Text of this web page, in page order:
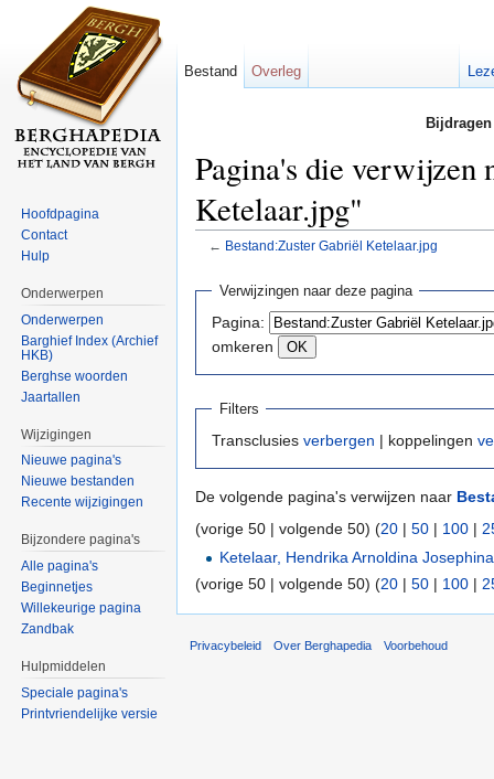
Pagina's die verwijzen
Ketelaar.jpg"
← Bestand:Zuster Gabriël Ketelaar.jpg
Verwijzingen naar deze pagina
Pagina:
omkeren
Filters
Transclusies verbergen | koppelingen
De volgende pagina's verwijzen naar
(vorige 50 | volgende 50) (20 | 50 | 100 |
Ketelaar, Hendrika Arnoldina Josephina
(vorige 50 | volgende 50) (20 | 50 | 100 |
Bestand Overleg
Hoofdpagina
Contact
Hulp
Onderwerpen
Onderwerpen
Barghief Index (Archief
HKB)
Berghse woorden
Jaartallen
Wijzigingen
Nieuwe pagina's
Nieuwe bestanden
Recente wijzigingen
Bijzondere pagina's
Alle pagina's
Beginnetjes
Willekeurige pagina
Zandbak
Hulpmiddelen
Speciale pagina's
Printvriendelijke versie
Privacybeleid Over Berghapedia Voorbehoud